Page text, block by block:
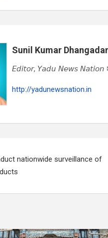
Sunil Kumar
𝘌𝘥𝘪𝘵𝘰𝘳, 𝘠𝘢𝘥𝘶 𝘕𝘦𝘸𝘴 𝘕𝘢𝘵𝘪𝘰𝘯
http://yadunewsnation.in
nationwide surveillance of